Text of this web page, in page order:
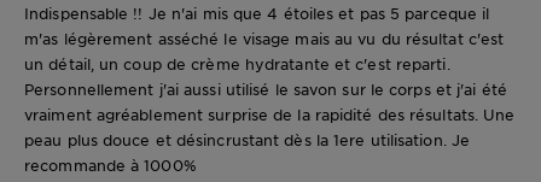
Indispensable !! Je n'ai mis que 4 étoiles et pas 5 parceque il
m'as légèrement asséché le visage mais au vu du résultat c'est
un détail, un coup de crème hydratante et c'est reparti.
Personnellement j'ai aussi utilisé le savon sur le corps et j'ai été
vraiment agréablement surprise de la rapidité des résultats. Une
peau plus douce et désincrustant dès la 1ere utilisation. Je
recommande à 1000%